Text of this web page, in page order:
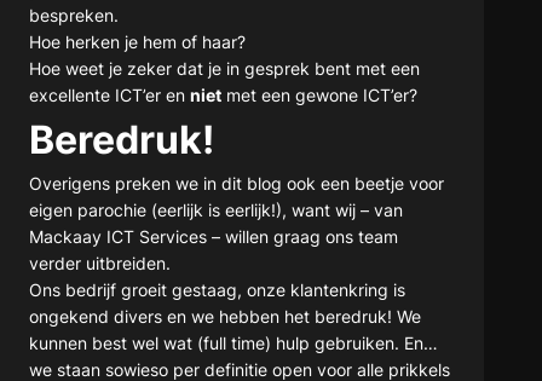
bespreken.
Hoe herken je hem of haar?
Hoe weet je zeker dat je in gesprek bent met een
excellente ICT’er en niet met een gewone ICT’er?
Beredruk!
Overigens preken we in dit blog ook een beetje voor
eigen parochie (eerlijk is eerlijk!), want wij – van
Mackaay ICT Services – willen graag ons team
verder uitbreiden.
Ons bedrijf groeit gestaag, onze klantenkring is
ongekend divers en we hebben het beredruk! We
kunnen best wel wat (full time) hulp gebruiken. En…
we staan sowieso per definitie open voor alle prikkels